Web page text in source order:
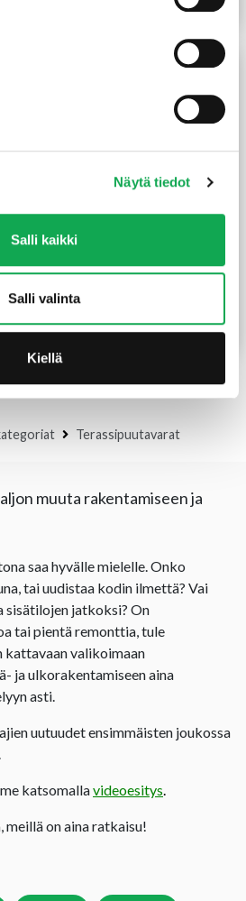
Näytä tiedot
Salli kaikki
Salli valinta
Kiellä
Kestopuu höylätty
vinorima ruskea 42X42/32
2,40
Lue lisää
Terassipuutavarat
muuta rakentamiseen ja
saa hyvälle mielelle. Onko
tai uudistaa kodin ilmettä? Vai
sisätilojen jatkoksi? On
tai pientä remonttia, tule
kattavaan valikoimaan
ja ulkorakentamiseen aina
asti.
uutuudet ensimmäisten joukossa
katsomallavideoesitys
meillä on aina ratkaisu!